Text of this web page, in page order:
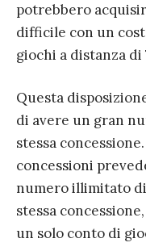
potrebbero
difficile con un
giochi a distanza
Questa
di avere un gran
stessa
concessioni
numero illimitato
stessa
un solo conto di